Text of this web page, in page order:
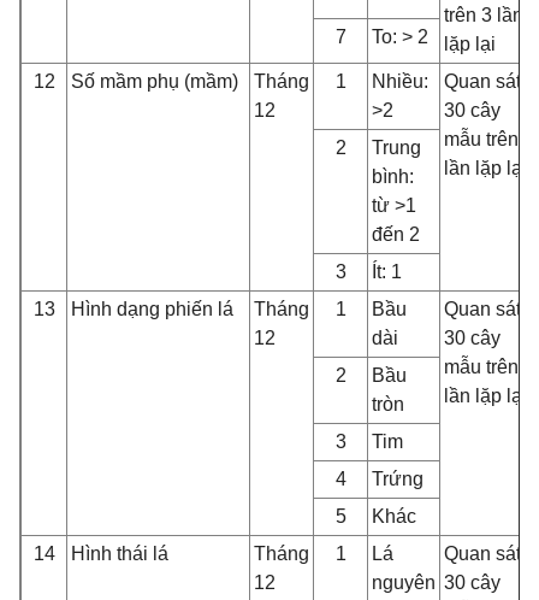
trên 3 lần
lặp lại
7 To: > 2
12 Số mầm phụ (mầm)
Tháng
12
1
Nhiều:
>2
Quan sát
30 cây
mẫu trên 3
lần lặp lại
2
Trung
bình:
từ >1
đến 2
3
Ít: 1
13
Hình dạng phiến lá
Tháng
12
1
Bầu
dài
Quan sát
30 cây
mẫu trên 3
lần lặp lại
2
Bầu
tròn
3
Tim
4
Trứng
5
Khác
14
Hình thái lá
Tháng
12
1
Lá
nguyên
Quan sát
30 cây